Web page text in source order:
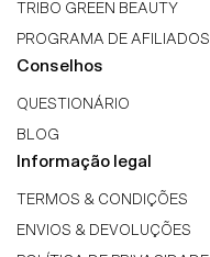
TRIBO GREEN BEAUTY
PROGRAMA DE AFILIADOS
Conselhos
QUESTIONÁRIO
BLOG
Informação legal
TERMOS & CONDIÇÕES
ENVIOS & DEVOLUÇÕES